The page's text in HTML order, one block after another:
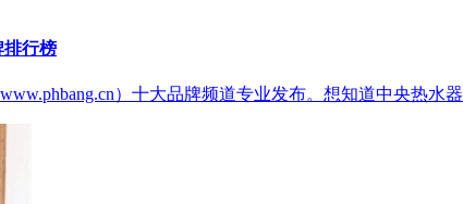
排行榜
）十大品牌频道专业发布。想知道中央热水器